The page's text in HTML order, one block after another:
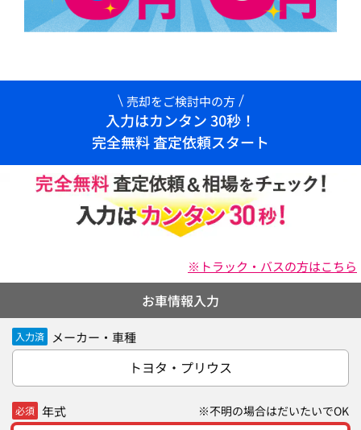
売却をご検討中の方
入力はカンタン 30秒！
完全無料 査定依頼スタート
※トラック・バスの方はこちら
お車情報入力
入力済 メーカー・車種
トヨタ・プリウス
必須 年式 ※不明の場合はだいたいでOK